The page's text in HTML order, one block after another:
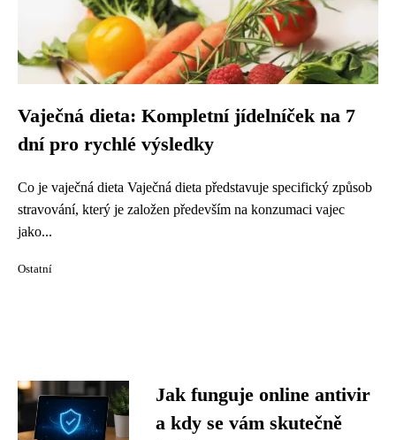
Vaječná dieta: Kompletní jídelníček na 7
dní pro rychlé výsledky
Co je vaječná dieta Vaječná dieta představuje specifický způsob
stravování, který je založen především na konzumaci vajec
jako...
Ostatní
Jak funguje online antivir
a kdy se vám skutečně